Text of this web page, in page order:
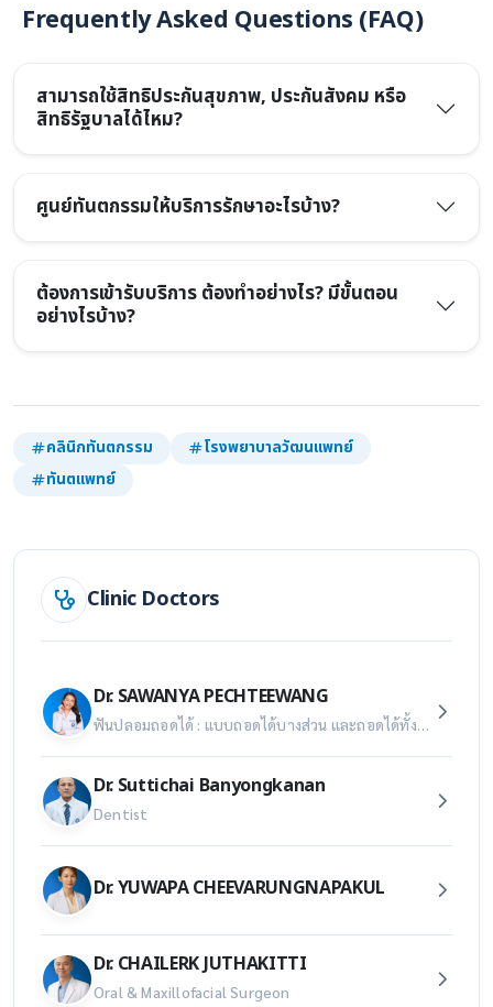
Frequently Asked Questions (FAQ)
สามารถใช้สิทธิประกันสุขภาพ, ประกันสังคม หรือ
สิทธิรัฐบาลได้ไหม?
ศูนย์ทันตกรรมให้บริการรักษาอะไรบ้าง?
ต้องการเข้ารับบริการ ต้องทำอย่างไร? มีขั้นตอน
อย่างไรบ้าง?
คลินิกทันตกรรม
โรงพยาบาลวัฒนแพทย์
ทันตแพทย์
Clinic Doctors
Dr. SAWANYA PECHTEEWANG
ฟันปลอมถอดได้ : แบบถอดได้บางส่วน และถอดได้ทั้งปาก ครอบฟันและสะพานฟัน : การบูรณะฟันซี่เดี่ยวหรือทดแทนฟันที่หายไปแบบติดแน่น วีเนียร์ : การแปะผิวฟันเพื่อความสวยงาม
Dr. Suttichai Banyongkanan
Dentist
Dr. YUWAPA CHEEVARUNGNAPAKUL
Dr. CHAILERK JUTHAKITTI
Oral & Maxillofacial Surgeon